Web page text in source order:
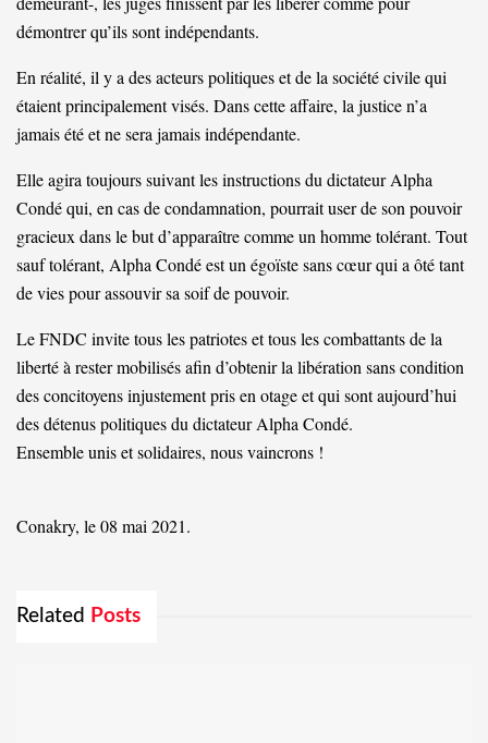
démontrer qu’ils sont indépendants.
En réalité, il y a des acteurs politiques et de la société civile qui
étaient principalement visés. Dans cette affaire, la justice n’a
jamais été et ne sera jamais indépendante.
Elle agira toujours suivant les instructions du dictateur Alpha
Condé qui, en cas de condamnation, pourrait user de son pouvoir
gracieux dans le but d’apparaître comme un homme tolérant. Tout
sauf tolérant, Alpha Condé est un égoïste sans cœur qui a ôté tant
de vies pour assouvir sa soif de pouvoir.
Le FNDC invite tous les patriotes et tous les combattants de la
liberté à rester mobilisés afin d’obtenir la libération sans condition
des concitoyens injustement pris en otage et qui sont aujourd’hui
des détenus politiques du dictateur Alpha Condé.
Ensemble unis et solidaires, nous vaincrons !
Conakry, le 08 mai 2021.
Related Posts